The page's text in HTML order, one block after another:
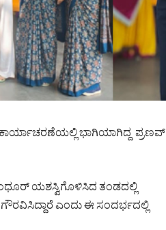
ಭಾಗಿಯಾಗಿದ್ದ ಪ್ರಣವ್
ಯಶಸ್ವಿಗೊಳಿಸಿದ ತಂಡದಲ್ಲಿ
ಗೌರವಿಸಿದ್ದಾರೆ ಎಂದು ಈ ಸಂದರ್ಭದಲ್ಲಿ